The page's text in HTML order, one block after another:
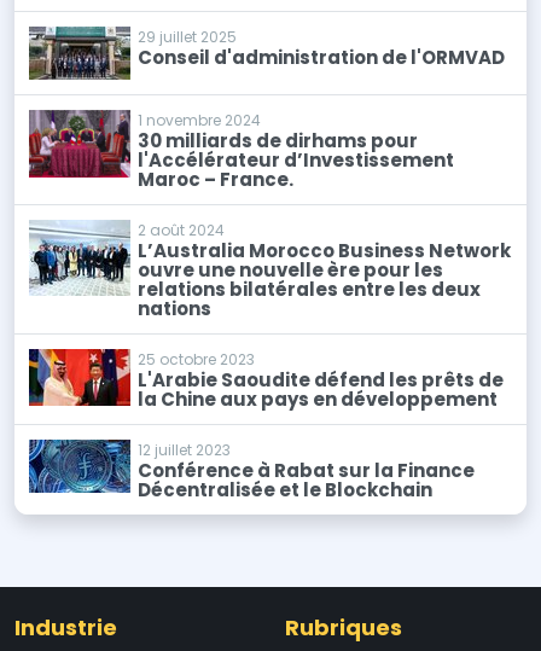
29 juillet 2025
Conseil d'administration de l'ORMVAD
1 novembre 2024
30 milliards de dirhams pour
l'Accélérateur d’Investissement
Maroc – France.
2 août 2024
L’Australia Morocco Business Network
ouvre une nouvelle ère pour les
relations bilatérales entre les deux
nations
25 octobre 2023
L'Arabie Saoudite défend les prêts de
la Chine aux pays en développement
12 juillet 2023
Conférence à Rabat sur la Finance
Décentralisée et le Blockchain
Industrie Rubriques